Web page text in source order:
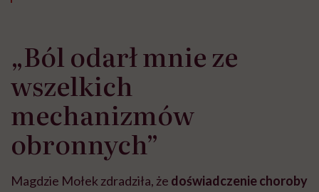
„Ból odarł mnie ze
wszelkich
mechanizmów
obronnych”
Magdzie Mołek zdradziła, że doświadczenie choroby